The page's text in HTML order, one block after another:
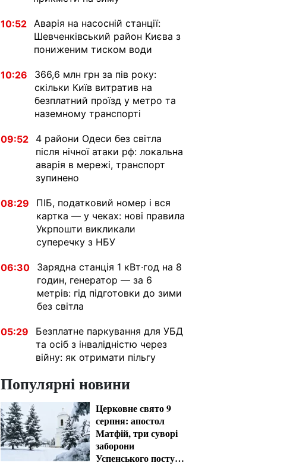
10:52 Аварія на насосній станції:
Шевченківський район Києва з
пониженим тиском води
10:26
366,6 млн грн за пів року:
скільки Київ витратив на
безплатний проїзд у метро та
наземному транспорті
09:52
4 райони Одеси без світла
після нічної атаки рф: локальна
аварія в мережі, транспорт
зупинено
08:29
ПІБ, податковий номер і вся
картка — у чеках: нові правила
Укрпошти викликали
суперечку з НБУ
06:30
Зарядна станція 1 кВт·год на 8
годин, генератор — за 6
метрів: гід підготовки до зими
без світла
05:29
Безплатне паркування для УБД
та осіб з інвалідністю через
війну: як отримати пільгу
Популярні новини
Церковне свято 9
серпня: апостол
Матфій, три суворі
заборони
Успенського посту